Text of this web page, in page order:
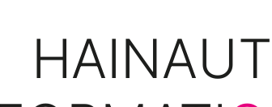
HAINAUT